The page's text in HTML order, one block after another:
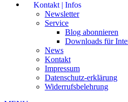
Kontakt | Infos
Newsletter
Service
Blog abonnieren
Downloads für
News
Kontakt
Impressum
Datenschutz-erklärung
Widerrufsbelehrung